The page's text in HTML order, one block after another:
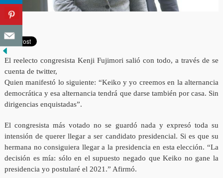
El reelecto congresista Kenji Fujimori salió con todo, a través de se
cuenta de twitter,
Quien manifestó lo siguiente: “Keiko y yo creemos en la alternancia
democrática y esa alternancia tendrá que darse también por casa. Sin
dirigencias enquistadas”.
El congresista más votado no se guardó nada y expresó toda su
intensión de querer llegar a ser candidato presidencial. Si es que su
hermana no consiguiera llegar a la presidencia en esta elección. “La
decisión es mía: sólo en el supuesto negado que Keiko no gane la
presidencia yo postularé el 2021.” Afirmó.